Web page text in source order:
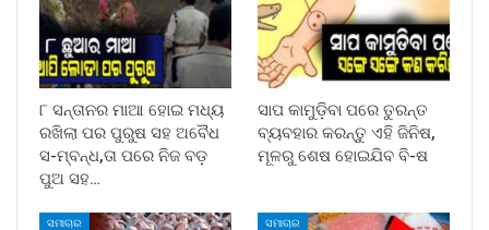
୮ ସନ୍ତାନର ମାଆ ହୋଇ ମଧ୍ୟ
ରଖିଲା ପର ପୁରୁଷ ସହ ଅବୈଧ
ସ-ମ୍ବନ୍ଧ,ତା ପରେ ନିଜ ବଡ଼
ପୁଅ ସହ…
ସାପ କାମୁଡ଼ିବା ପରେ ତୁରନ୍ତ
ବ୍ୟବହାର କରନ୍ତୁ ଏହି ଜିନିଷ,
ମୂଳରୁ ଶେଷ ହୋଇଯିବ ବି-ଷ
ସମାଚାର ସମାଚାର